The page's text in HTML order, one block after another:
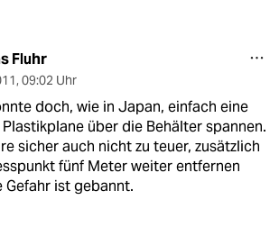
Fluhr
, 09:02 Uhr
doch, wie in Japan, einfach eine
über die Behälter spannen.
sicher auch nicht zu teuer, zusätzlich
fünf Meter weiter entfernen
Gefahr ist gebannt.